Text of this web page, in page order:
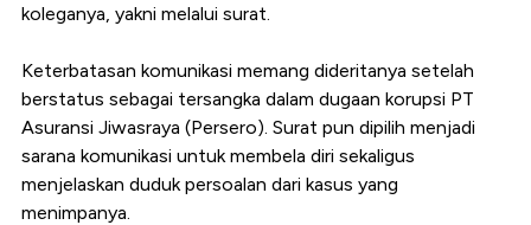
koleganya, yakni melalui surat.
Keterbatasan komunikasi memang dideritanya setelah
berstatus sebagai tersangka dalam dugaan korupsi PT
Asuransi Jiwasraya (Persero). Surat pun dipilih menjadi
sarana komunikasi untuk membela diri sekaligus
menjelaskan duduk persoalan dari kasus yang
menimpanya.